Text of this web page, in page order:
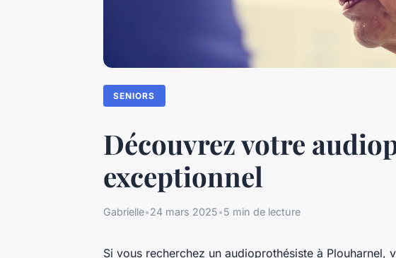
SENIORS
Découvrez votre
exceptionnel
Gabrielle•24 mars 2025•5 min de lecture
Si vous recherchez un audioprothésiste à Plouharnel,